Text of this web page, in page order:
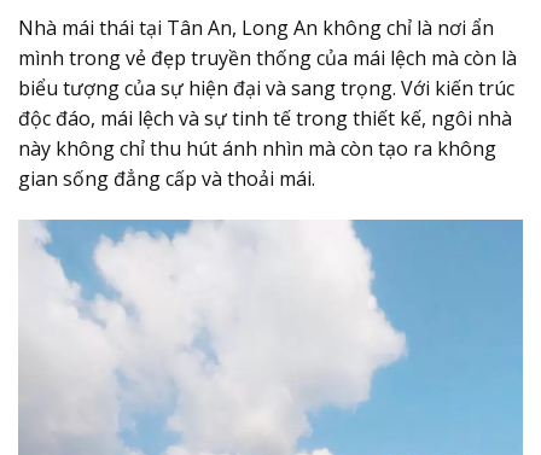
Nhà mái thái tại Tân An, Long An không chỉ là nơi ẩn
mình trong vẻ đẹp truyền thống của mái lệch mà còn là
biểu tượng của sự hiện đại và sang trọng. Với kiến trúc
độc đáo, mái lệch và sự tinh tế trong thiết kế, ngôi nhà
này không chỉ thu hút ánh nhìn mà còn tạo ra không
gian sống đẳng cấp và thoải mái.